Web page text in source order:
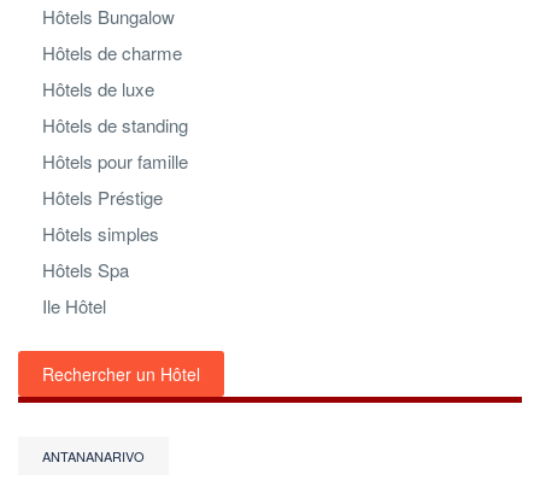
Hôtels Bungalow
Hôtels de charme
Hôtels de luxe
Hôtels de standing
Hôtels pour famille
Hôtels Préstige
Hôtels simples
Hôtels Spa
Ile Hôtel
Rechercher un Hôtel
ANTANANARIVO